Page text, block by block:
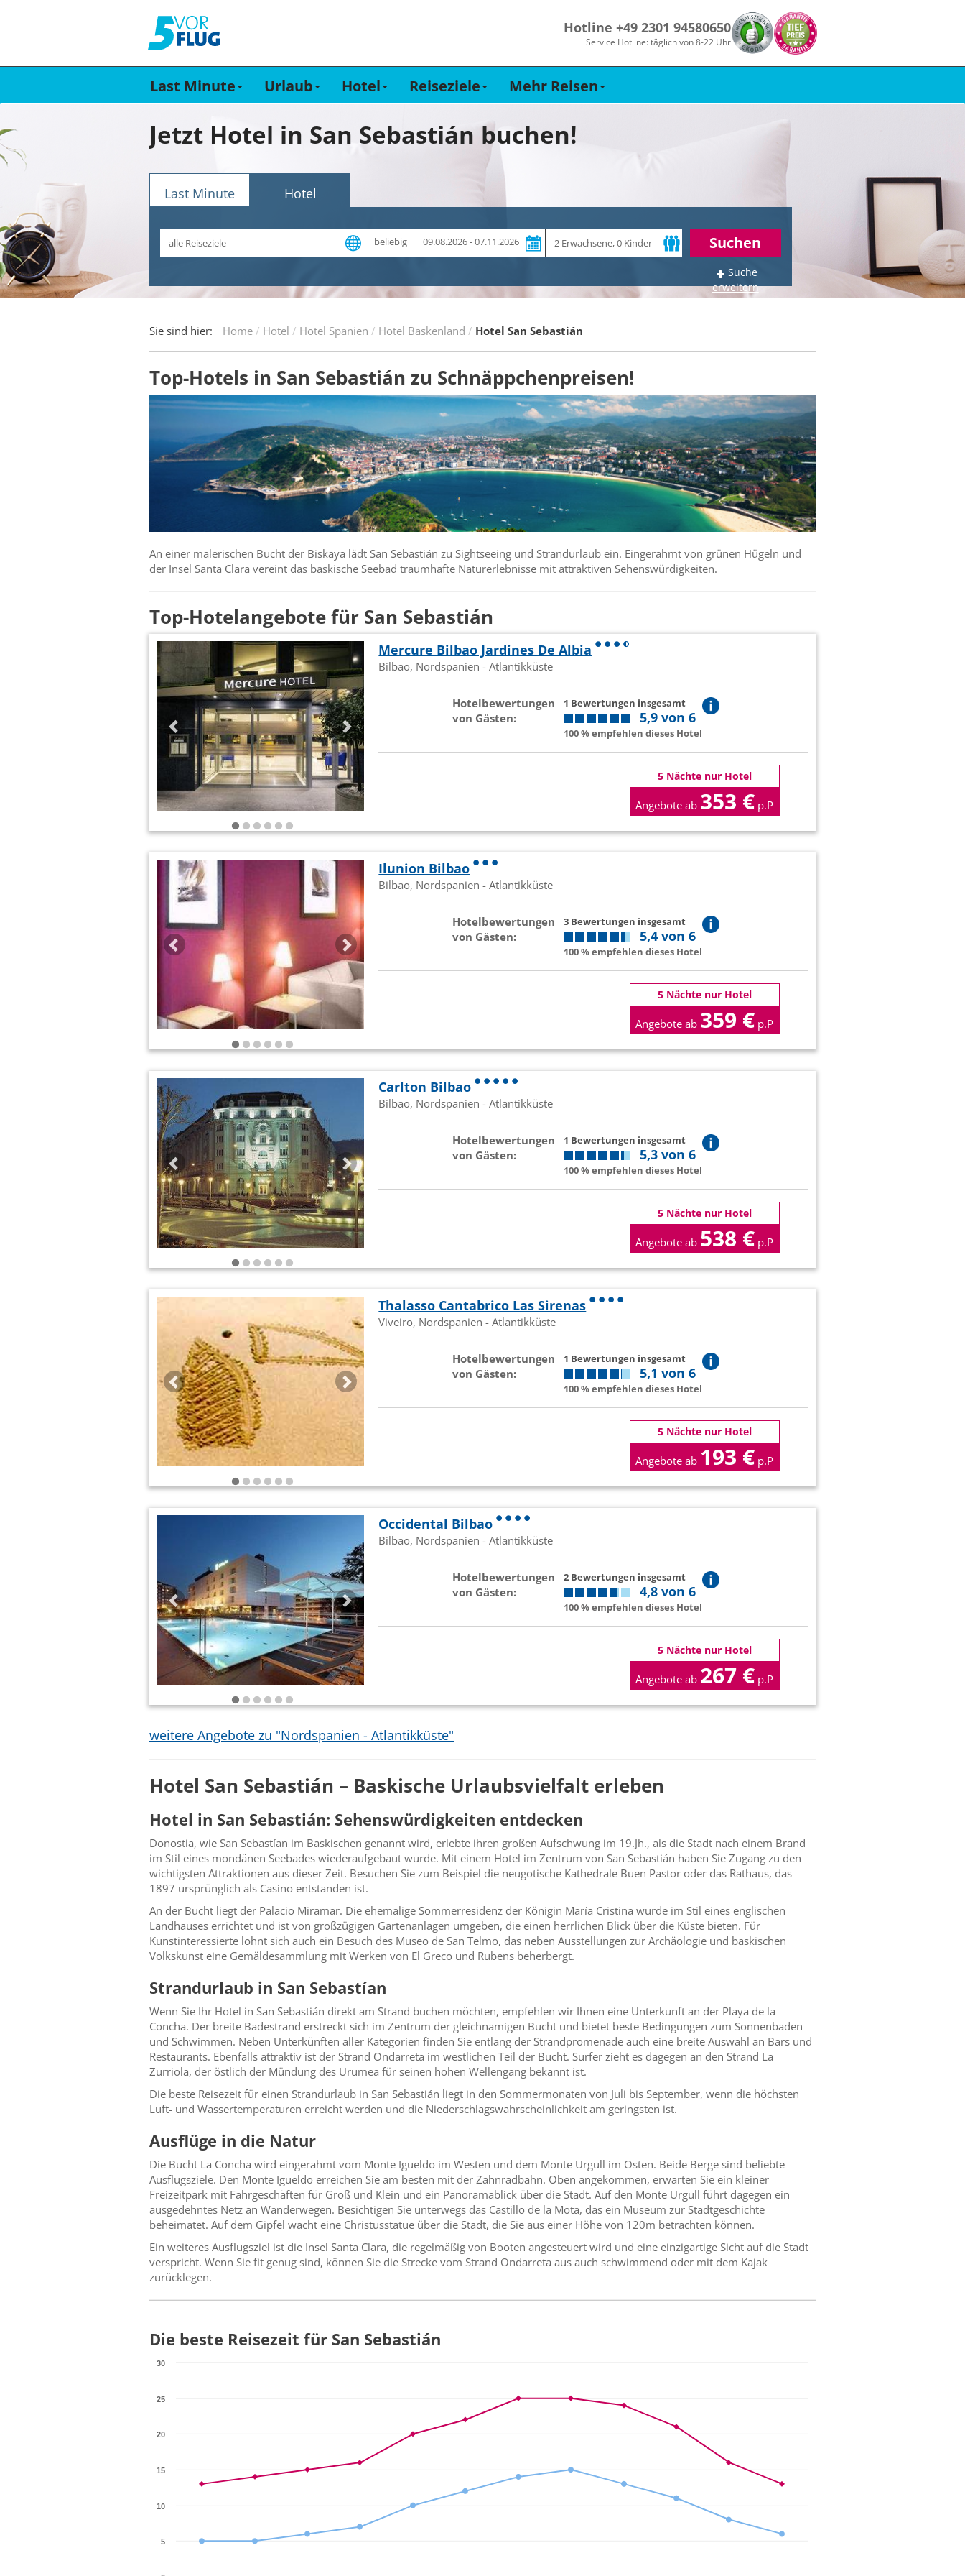
Hotline +49 2301 94580650
Service Hotline: täglich von 8-22 Uhr
Last Minute Urlaub Hotel Reiseziele Mehr Reisen
Jetzt Hotel in San Sebastián buchen!
Last Minute Hotel
Zeitraum
beliebig 09.08.2026 - 07.11.2026 Suchen
Suche
erweitern
Sie sind hier: Home Hotel Hotel Spanien Hotel Baskenland Hotel San Sebastián
Top-Hotels in San Sebastián zu Schnäppchenpreisen!
An einer malerischen Bucht der Biskaya lädt San Sebastián zu Sightseeing und Strandurlaub ein. Eingerahmt von grünen Hügeln und
der Insel Santa Clara vereint das baskische Seebad traumhafte Naturerlebnisse mit attraktiven Sehenswürdigkeiten.
Top-Hotelangebote für San Sebastián
Mercure Bilbao Jardines De Albia
Bilbao, Nordspanien - Atlantikküste
Hotelbewertungen
von Gästen:
1 Bewertungen insgesamt
5,9 von 6
100 % empfehlen dieses Hotel
5 Nächte nur Hotel
Angebote ab 353 € p.P
Ilunion Bilbao
Bilbao, Nordspanien - Atlantikküste
Hotelbewertungen
von Gästen:
3 Bewertungen insgesamt
5,4 von 6
100 % empfehlen dieses Hotel
5 Nächte nur Hotel
Angebote ab 359 € p.P
Carlton Bilbao
Bilbao, Nordspanien - Atlantikküste
Hotelbewertungen
von Gästen:
1 Bewertungen insgesamt
5,3 von 6
100 % empfehlen dieses Hotel
5 Nächte nur Hotel
Angebote ab 538 € p.P
Thalasso Cantabrico Las Sirenas
Viveiro, Nordspanien - Atlantikküste
Hotelbewertungen
von Gästen:
1 Bewertungen insgesamt
5,1 von 6
100 % empfehlen dieses Hotel
5 Nächte nur Hotel
Angebote ab 193 € p.P
Occidental Bilbao
Bilbao, Nordspanien - Atlantikküste
Hotelbewertungen
von Gästen:
2 Bewertungen insgesamt
4,8 von 6
100 % empfehlen dieses Hotel
5 Nächte nur Hotel
Angebote ab 267 € p.P
weitere Angebote zu "Nordspanien - Atlantikküste"
Hotel San Sebastián – Baskische Urlaubsvielfalt erleben
Hotel in San Sebastián: Sehenswürdigkeiten entdecken
Donostia, wie San Sebastían im Baskischen genannt wird, erlebte ihren großen Aufschwung im 19.Jh., als die Stadt nach einem Brand
im Stil eines mondänen Seebades wiederaufgebaut wurde. Mit einem Hotel im Zentrum von San Sebastián haben Sie Zugang zu den
wichtigsten Attraktionen aus dieser Zeit. Besuchen Sie zum Beispiel die neugotische Kathedrale Buen Pastor oder das Rathaus, das
1897 ursprünglich als Casino entstanden ist.
An der Bucht liegt der Palacio Miramar. Die ehemalige Sommerresidenz der Königin María Cristina wurde im Stil eines englischen
Landhauses errichtet und ist von großzügigen Gartenanlagen umgeben, die einen herrlichen Blick über die Küste bieten. Für
Kunstinteressierte lohnt sich auch ein Besuch des Museo de San Telmo, das neben Ausstellungen zur Archäologie und baskischen
Volkskunst eine Gemäldesammlung mit Werken von El Greco und Rubens beherbergt.
Strandurlaub in San Sebastían
Wenn Sie Ihr Hotel in San Sebastián direkt am Strand buchen möchten, empfehlen wir Ihnen eine Unterkunft an der Playa de la
Concha. Der breite Badestrand erstreckt sich im Zentrum der gleichnamigen Bucht und bietet beste Bedingungen zum Sonnenbaden
und Schwimmen. Neben Unterkünften aller Kategorien finden Sie entlang der Strandpromenade auch eine breite Auswahl an Bars und
Restaurants. Ebenfalls attraktiv ist der Strand Ondarreta im westlichen Teil der Bucht. Surfer zieht es dagegen an den Strand La
Zurriola, der östlich der Mündung des Urumea für seinen hohen Wellengang bekannt ist.
Die beste Reisezeit für einen Strandurlaub in San Sebastián liegt in den Sommermonaten von Juli bis September, wenn die höchsten
Luft- und Wassertemperaturen erreicht werden und die Niederschlagswahrscheinlichkeit am geringsten ist.
Ausflüge in die Natur
Die Bucht La Concha wird eingerahmt vom Monte Igueldo im Westen und dem Monte Urgull im Osten. Beide Berge sind beliebte
Ausflugsziele. Den Monte Igueldo erreichen Sie am besten mit der Zahnradbahn. Oben angekommen, erwarten Sie ein kleiner
Freizeitpark mit Fahrgeschäften für Groß und Klein und ein Panoramablick über die Stadt. Auf den Monte Urgull führt dagegen ein
ausgedehntes Netz an Wanderwegen. Besichtigen Sie unterwegs das Castillo de la Mota, das ein Museum zur Stadtgeschichte
beheimatet. Auf dem Gipfel wacht eine Christusstatue über die Stadt, die Sie aus einer Höhe von 120m betrachten können.
Ein weiteres Ausflugsziel ist die Insel Santa Clara, die regelmäßig von Booten angesteuert wird und eine einzigartige Sicht auf die Stadt
verspricht. Wenn Sie fit genug sind, können Sie die Strecke vom Strand Ondarreta aus auch schwimmend oder mit dem Kajak
zurücklegen.
Die beste Reisezeit für San Sebastián
5
10
15
20
25
30